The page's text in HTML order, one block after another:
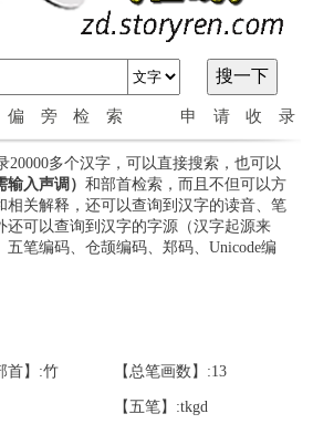
偏旁检索 申请收录
20000多个汉字，可以直接搜索，也可以
入声调） 和部首检索，而且不但可以方
相关解释，还可以查询到汉字的读音、笔
还可以查询到汉字的字源（汉字起源来
笔编码、仓颉编码、郑码、Unicode编
首】:竹 【总笔画数】:13
【五笔】:tkgd